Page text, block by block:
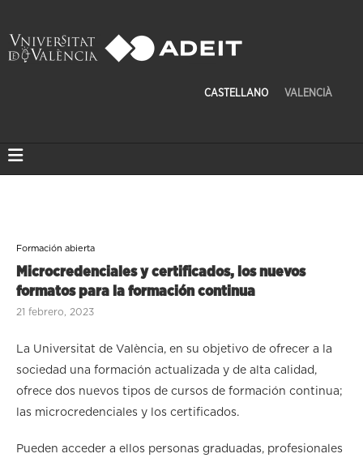
CASTELLANO VALENCIÀ
Formación abierta
Microcredenciales y certificados, los nuevos
formatos para la formación continua
21 febrero, 2023
La Universitat de València, en su objetivo de ofrecer a la
sociedad una formación actualizada y de alta calidad,
ofrece dos nuevos tipos de cursos de formación continua;
las microcredenciales y los certificados.
Pueden acceder a ellos personas graduadas, profesionales